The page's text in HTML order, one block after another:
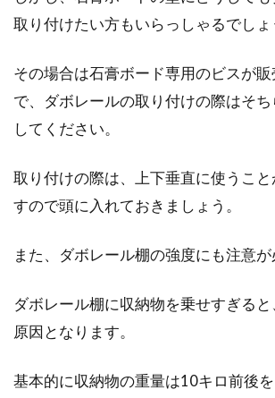
取り付けたい方もいらっしゃるでしょ
その場合は石膏ボード専用のビスが
で、ダボレールの取り付けの際はそ
してください。
取り付けの際は、上下垂直に使うこと
すので頭に入れておきましょう。
また、ダボレール棚の強度にも注意が
ダボレール棚に収納物を乗せすぎる
原因となります。
基本的に収納物の重量は10キロ前後